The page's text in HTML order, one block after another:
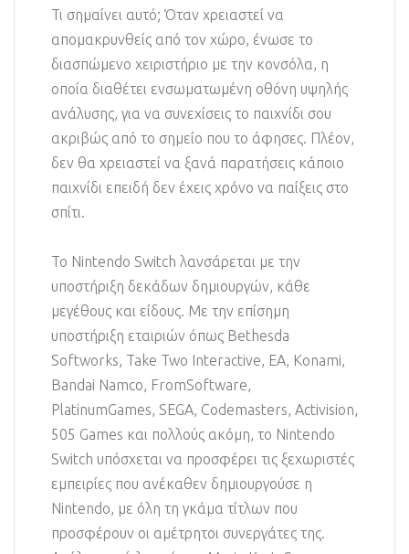
Τι σημαίνει αυτό; Όταν χρειαστεί να
απομακρυνθείς από τον χώρο, ένωσε το
διασπώμενο χειριστήριο με την κονσόλα, η
οποία διαθέτει ενσωματωμένη οθόνη υψηλής
ανάλυσης, για να συνεχίσεις το παιχνίδι σου
ακριβώς από το σημείο που το άφησες. Πλέον,
δεν θα χρειαστεί να ξανά παρατήσεις κάποιο
παιχνίδι επειδή δεν έχεις χρόνο να παίξεις στο
σπίτι.
Το Nintendo Switch λανσάρεται με την
υποστήριξη δεκάδων δημιουργών, κάθε
μεγέθους και είδους. Με την επίσημη
υποστήριξη εταιριών όπως Bethesda
Softworks, Take Two Interactive, EA, Konami,
Bandai Namco, FromSoftware,
PlatinumGames, SEGA, Codemasters, Activision,
505 Games και πολλούς ακόμη, το Nintendo
Switch υπόσχεται να προσφέρει τις ξεχωριστές
εμπειρίες που ανέκαθεν δημιουργούσε η
Nintendo, με όλη τη γκάμα τίτλων που
προσφέρουν οι αμέτρητοι συνεργάτες της.